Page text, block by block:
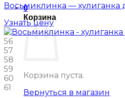
0
Корзина
Корзина пуста.
Вернуться в магазин
Восьмиклинка — хулиганка
Узнать цену
56
57
58
59
60
61